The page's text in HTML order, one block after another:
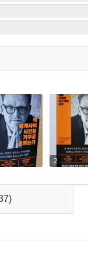
기의 가장 큰 문제
‘무엇이 진실인지
2